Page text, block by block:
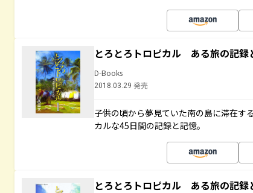
とろとろトロピカル ある旅の記
D-Books
2018.03.29 発売
子供の頃から夢見ていた南の島に滞在す
カルな45日間の記録と記憶。
とろとろトロピカル ある旅の記